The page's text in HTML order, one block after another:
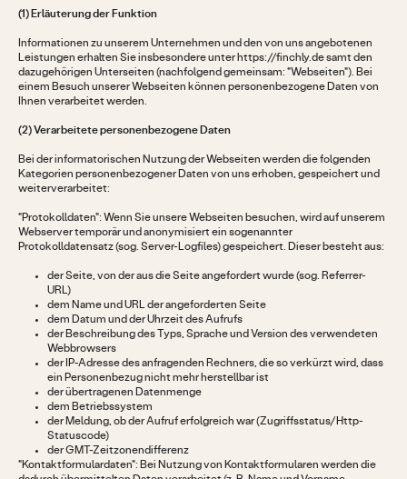
(1) Erläuterung der Funktion
Informationen zu unserem Unternehmen und den von uns angebotenen
Leistungen erhalten Sie insbesondere unter https://finchly.de samt den
dazugehörigen Unterseiten (nachfolgend gemeinsam: "Webseiten"). Bei
einem Besuch unserer Webseiten können personenbezogene Daten von
Ihnen verarbeitet werden.
(2) Verarbeitete personenbezogene Daten
Bei der informatorischen Nutzung der Webseiten werden die folgenden
Kategorien personenbezogener Daten von uns erhoben, gespeichert und
weiterverarbeitet:
"Protokolldaten": Wenn Sie unsere Webseiten besuchen, wird auf unserem
Webserver temporär und anonymisiert ein sogenannter
Protokolldatensatz (sog. Server-Logfiles) gespeichert. Dieser besteht aus:
der Seite, von der aus die Seite angefordert wurde (sog. Referrer-
URL)
dem Name und URL der angeforderten Seite
dem Datum und der Uhrzeit des Aufrufs
der Beschreibung des Typs, Sprache und Version des verwendeten
Webbrowsers
der IP-Adresse des anfragenden Rechners, die so verkürzt wird, dass
ein Personenbezug nicht mehr herstellbar ist
der übertragenen Datenmenge
dem Betriebssystem
der Meldung, ob der Aufruf erfolgreich war (Zugriffsstatus/Http-
Statuscode)
der GMT-Zeitzonendifferenz
"Kontaktformulardaten": Bei Nutzung von Kontaktformularen werden die